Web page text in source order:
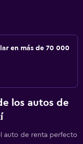
en más de 70 000
los autos de
auto de renta perfecto